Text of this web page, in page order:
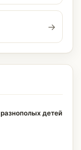
→
детей